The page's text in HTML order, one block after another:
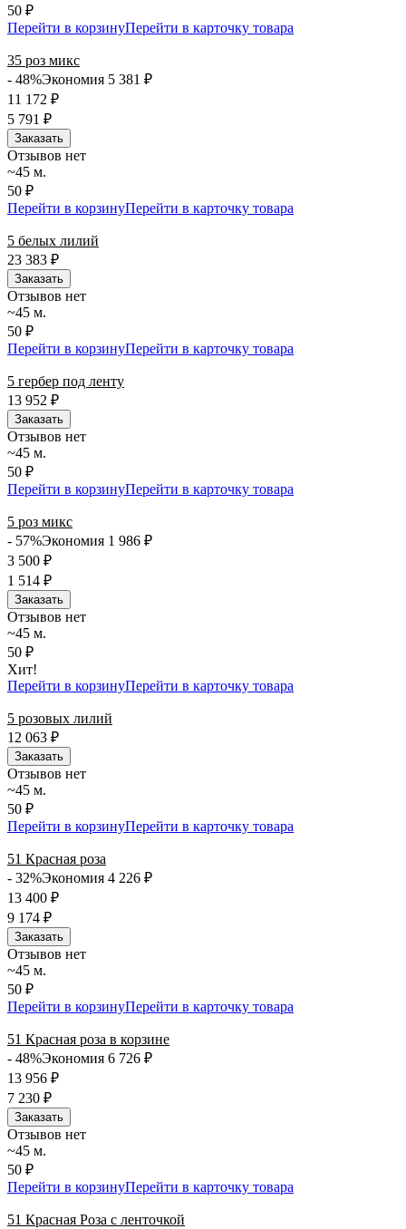
50 ₽
Перейти в корзинуПерейти в карточку товара
35 роз микс
- 48%Экономия 5 381 ₽
11 172 ₽
5 791 ₽
Заказать
Отзывов нет
~45 м.
50 ₽
Перейти в корзинуПерейти в карточку товара
5 белых лилий
23 383 ₽
Заказать
Отзывов нет
~45 м.
50 ₽
Перейти в корзинуПерейти в карточку товара
5 гербер под ленту
13 952 ₽
Заказать
Отзывов нет
~45 м.
50 ₽
Перейти в корзинуПерейти в карточку товара
5 роз микс
- 57%Экономия 1 986 ₽
3 500 ₽
1 514 ₽
Заказать
Отзывов нет
~45 м.
50 ₽
Хит!
Перейти в корзинуПерейти в карточку товара
5 розовых лилий
12 063 ₽
Заказать
Отзывов нет
~45 м.
50 ₽
Перейти в корзинуПерейти в карточку товара
51 Красная роза
- 32%Экономия 4 226 ₽
13 400 ₽
9 174 ₽
Заказать
Отзывов нет
~45 м.
50 ₽
Перейти в корзинуПерейти в карточку товара
51 Красная роза в корзине
- 48%Экономия 6 726 ₽
13 956 ₽
7 230 ₽
Заказать
Отзывов нет
~45 м.
50 ₽
Перейти в корзинуПерейти в карточку товара
51 Красная Роза с ленточкой